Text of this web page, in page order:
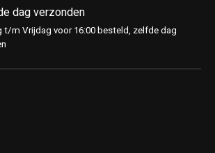
dag verzonden
t/m Vrijdag voor 16:00 besteld, zelfde dag